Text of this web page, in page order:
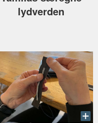
lydverden